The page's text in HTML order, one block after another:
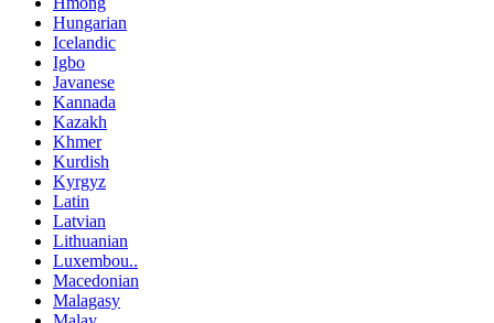
Hungarian
Icelandic
Igbo
Javanese
Kannada
Kazakh
Khmer
Kurdish
Kyrgyz
Latin
Latvian
Lithuanian
Luxembou..
Macedonian
Malagasy